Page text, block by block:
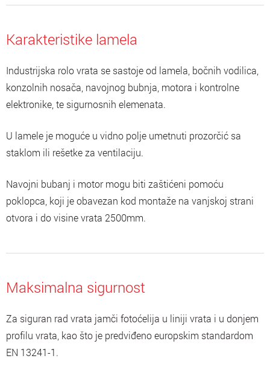
Karakteristike lamela
Industrijska rolo vrata se sastoje od lamela, bočnih vodilica,
konzolnih nosača, navojnog bubnja, motora i kontrolne
elektronike, te sigurnosnih elemenata.
U lamele je moguće u vidno polje umetnuti prozorčić sa
staklom ili rešetke za ventilaciju.
Navojni bubanj i motor mogu biti zaštićeni pomoću
poklopca, koji je obavezan kod montaže na vanjskoj strani
otvora i do visine vrata 2500mm.
Maksimalna sigurnost
Za siguran rad vrata jamči fotoćelija u liniji vrata i u donjem
profilu vrata, kao što je predviđeno europskim standardom
EN 13241-1.